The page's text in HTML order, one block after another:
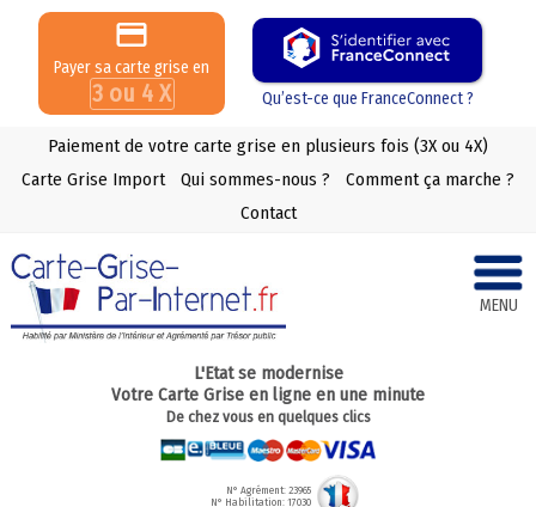
Payer sa carte grise en
3 ou 4 X Qu’est-ce que FranceConnect ?
Paiement de votre carte grise en plusieurs fois (3X ou 4X)
Carte Grise Import
Qui sommes-nous ?
Comment ça marche ?
Contact
MENU
L'Etat se modernise
Votre Carte Grise en ligne en une minute
De chez vous en quelques clics
N° Agrément: 23965
N° Habilitation: 17030